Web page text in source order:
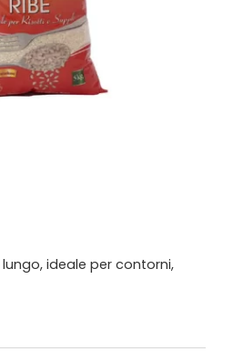
ideale per contorni,